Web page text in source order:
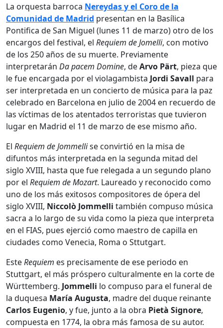
La orquesta barroca Nereydasy el Coro de la
Comunidad de Madrid presentan en la Basílica
Pontifica de San Miguel (lunes 11 de marzo) otro de los
encargos del festival, el Requiem de Jomelli, con motivo
de los 250 años de su muerte. Previamente
interpretarán Da pacem Domine, deArvo Pärt, pieza que
le fue encargada por el violagambista Jordi Savall para
ser interpretada en un concierto de música para la paz
celebrado en Barcelona en julio de 2004 en recuerdo de
las víctimas de los atentados terroristas que tuvieron
lugar en Madrid el 11 de marzo de ese mismo año.
El Requiem de Jommellise convirtió en la misa de
difuntos más interpretada en la segunda mitad del
siglo XVIII, hasta que fue relegada a un segundo plano
por el Requiem de Mozart. Laureado y reconocido como
uno de los más exitosos compositores de ópera del
siglo XVIII, Niccolò Jommelli también compuso música
sacra a lo largo de su vida como la pieza que interpreta
en el FIAS, pues ejerció como maestro de capilla en
ciudades como Venecia, Roma o Sttutgart.
EsteRequiem es precisamente de ese periodo en
Stuttgart, el más próspero culturalmente en la corte de
Württemberg. Jommelli lo compuso para el funeral de
la duquesa María Augusta, madre del duque reinante
Carlos Eugenio, y fue, junto a la obra Pietà Signore,
compuesta en 1774, la obra más famosa de su autor.